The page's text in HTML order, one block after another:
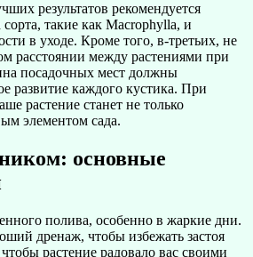
результатов рекомендуется
такие как Macrophylla, и
в уходе. Кроме того, в-третьих, не
расстоянии между растениями при
посадочных мест должны
развитие каждого кустика. При
растение станет не только
элементом сада.
основные
полива, особенно в жаркие дни.
дренаж, чтобы избежать застоя
растение радовало вас своими